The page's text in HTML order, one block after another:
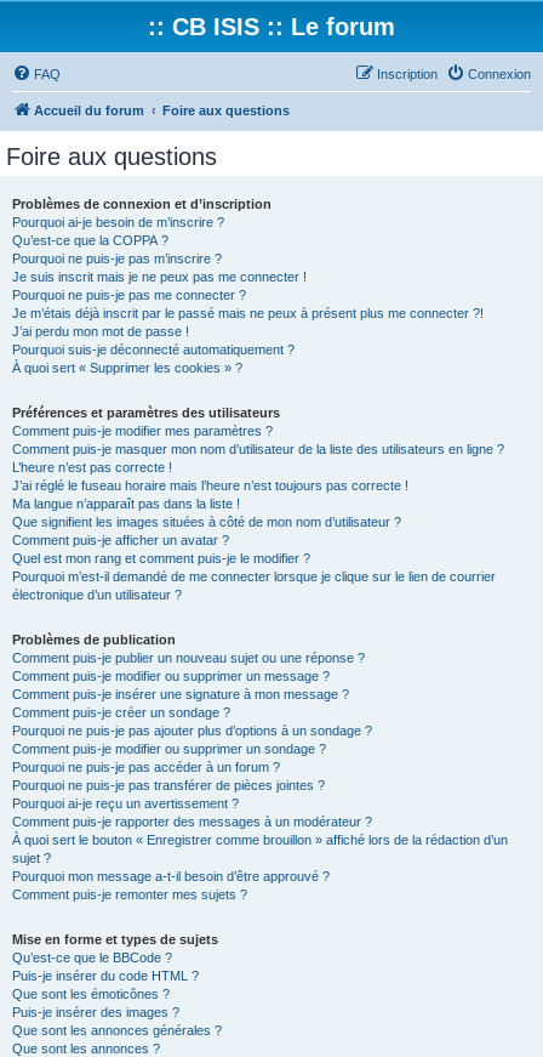
:: CB ISIS :: Le forum
FAQ Connexion
Inscription
Accueil du forum Foire aux questions
Foire aux questions
Problèmes de connexion et d’inscription
Pourquoi ai-je besoin de m’inscrire ?
Qu’est-ce que la COPPA ?
Pourquoi ne puis-je pas m’inscrire ?
Je suis inscrit mais je ne peux pas me connecter !
Pourquoi ne puis-je pas me connecter ?
Je m’étais déjà inscrit par le passé mais ne peux à présent plus me connecter ?!
J’ai perdu mon mot de passe !
Pourquoi suis-je déconnecté automatiquement ?
À quoi sert « Supprimer les cookies » ?
Préférences et paramètres des utilisateurs
Comment puis-je modifier mes paramètres ?
Comment puis-je masquer mon nom d’utilisateur de la liste des utilisateurs en ligne ?
L’heure n’est pas correcte !
J’ai réglé le fuseau horaire mais l’heure n’est toujours pas correcte !
Ma langue n’apparaît pas dans la liste !
Que signifient les images situées à côté de mon nom d’utilisateur ?
Comment puis-je afficher un avatar ?
Quel est mon rang et comment puis-je le modifier ?
Pourquoi m’est-il demandé de me connecter lorsque je clique sur le lien de courrier
électronique d’un utilisateur ?
Problèmes de publication
Comment puis-je publier un nouveau sujet ou une réponse ?
Comment puis-je modifier ou supprimer un message ?
Comment puis-je insérer une signature à mon message ?
Comment puis-je créer un sondage ?
Pourquoi ne puis-je pas ajouter plus d’options à un sondage ?
Comment puis-je modifier ou supprimer un sondage ?
Pourquoi ne puis-je pas accéder à un forum ?
Pourquoi ne puis-je pas transférer de pièces jointes ?
Pourquoi ai-je reçu un avertissement ?
Comment puis-je rapporter des messages à un modérateur ?
À quoi sert le bouton « Enregistrer comme brouillon » affiché lors de la rédaction d’un
sujet ?
Pourquoi mon message a-t-il besoin d’être approuvé ?
Comment puis-je remonter mes sujets ?
Mise en forme et types de sujets
Qu’est-ce que le BBCode ?
Puis-je insérer du code HTML ?
Que sont les émoticônes ?
Puis-je insérer des images ?
Que sont les annonces générales ?
Que sont les annonces ?